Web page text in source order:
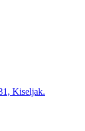
Kiseljak.